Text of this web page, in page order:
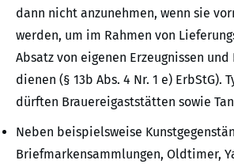
dann nicht anzunehmen, wenn sie
werden, um im Rahmen von
Absatz von eigenen Erzeugnissen und
dienen (§ 13b Abs. 4 Nr. 1 e) ErbStG).
dürften Brauereigaststätten sowie
Neben beispielsweise
Briefmarkensammlungen, Oldtimer,